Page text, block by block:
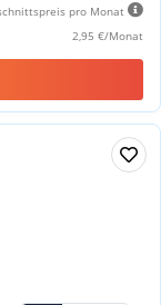
pro Monat
2,95 €/Monat